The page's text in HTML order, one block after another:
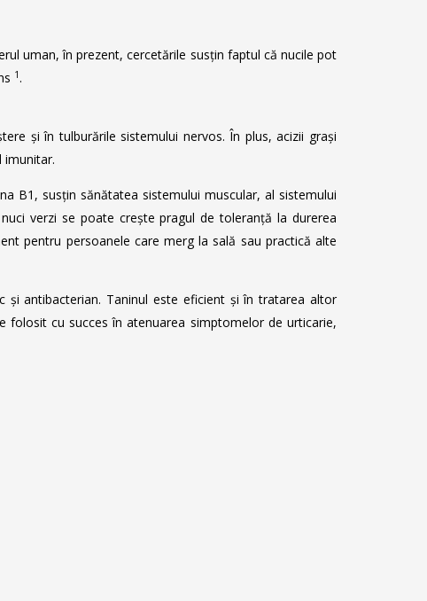
uman, în prezent, cercetările susțin faptul că nucile pot
1 .
și în tulburările sistemului nervos. În plus, acizii grași
imunitar.
B1, susțin sănătatea sistemului muscular, al sistemului
verzi se poate crește pragul de toleranță la durerea
pentru persoanele care merg la sală sau practică alte
antibacterian. Taninul este eficient și în tratarea altor
folosit cu succes în atenuarea simptomelor de urticarie,